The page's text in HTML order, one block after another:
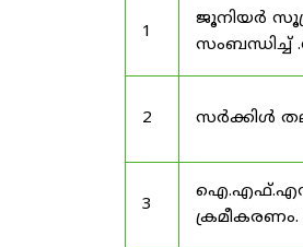
1
ജൂനിയർ
സംബന്ധിച്ച്
2 സർക്കിൾ
3
ഐ.എഫ്.എസ് -